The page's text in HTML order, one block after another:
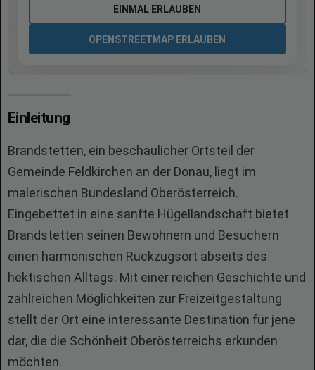
EINMAL ERLAUBEN
OPENSTREETMAP ERLAUBEN
Einleitung
Brandstetten, ein beschaulicher Ortsteil der
Gemeinde Feldkirchen an der Donau, liegt im
malerischen Bundesland Oberösterreich.
Eingebettet in eine sanfte Hügellandschaft bietet
Brandstetten seinen Bewohnern und Besuchern
einen harmonischen Rückzugsort abseits des
hektischen Alltags. Mit einer reichen Geschichte und
zahlreichen Möglichkeiten zur Freizeitgestaltung
stellt der Ort eine interessante Destination für jene
dar, die die Schönheit Oberösterreichs erkunden
möchten.